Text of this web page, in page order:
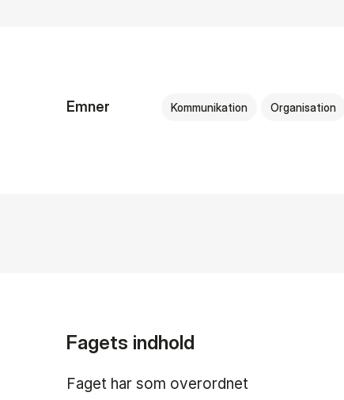
Emner Kommunikation Organisation
Fagets indhold
Faget har som overordnet